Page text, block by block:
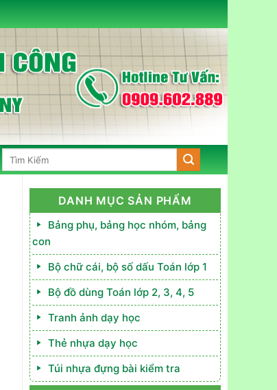
Tìm
DANH MỤC SẢN PHẨM
Bảng phụ, bảng học nhóm, bảng
con
Bộ chữ cái, bộ số dấu Toán lớp 1
Bộ đồ dùng Toán lớp 2, 3, 4, 5
Tranh ảnh dạy học
Thẻ nhựa dạy học
Túi nhựa đựng bài kiểm tra